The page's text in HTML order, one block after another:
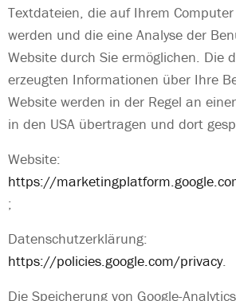
Textdateien, die auf Ihrem
werden und die eine Analyse der
Website durch Sie ermöglichen. Die
erzeugten Informationen über Ihre
Website werden in der Regel an
in den USA übertragen und dort
Website:
https://
;
Datenschutzerklärung:
https://policies.google.com/privacy.
Die Speicherung von Google-